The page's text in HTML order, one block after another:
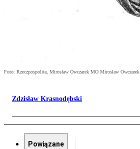
Foto: Rzeczpospolita, Mirosław Owczarek MO Mirosław Owczarek
Zdzisław Krasnodębski
Powiązane